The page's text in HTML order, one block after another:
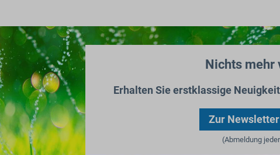
Nichts mehr
Erhalten Sie erstklassige
Zur
(Abmeldung